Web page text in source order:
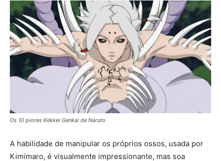
Os 10 piores Kekkei Genkai de Naruto
A habilidade de manipular os próprios ossos, usada por
Kimimaro, é visualmente impressionante, mas soa